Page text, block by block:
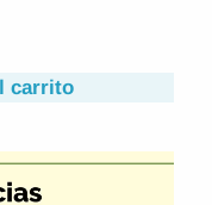
carrito